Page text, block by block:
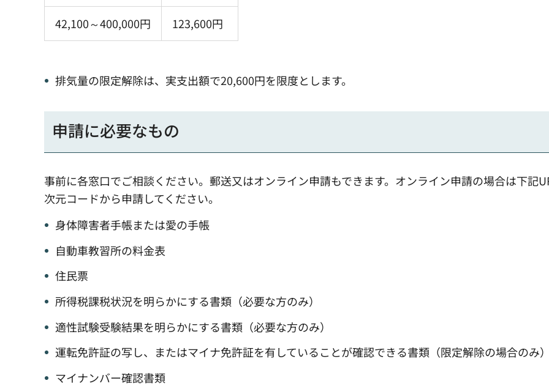
42,100～400,000円 123,600円
排気量の限定解除は、実支出額で20,600円を限度とします。
申請に必要なもの
事前に各窓口でご相談ください。郵送又はオンライン申請もできます。オンライン申請の場合は下記
次元コードから申請してください。
身体障害者手帳または愛の手帳
自動車教習所の料金表
住民票
所得税課税状況を明らかにする書類（必要な方のみ）
適性試験受験結果を明らかにする書類（必要な方のみ）
運転免許証の写し、またはマイナ免許証を有していることが確認できる書類（限定解除の場合のみ）
マイナンバー確認書類